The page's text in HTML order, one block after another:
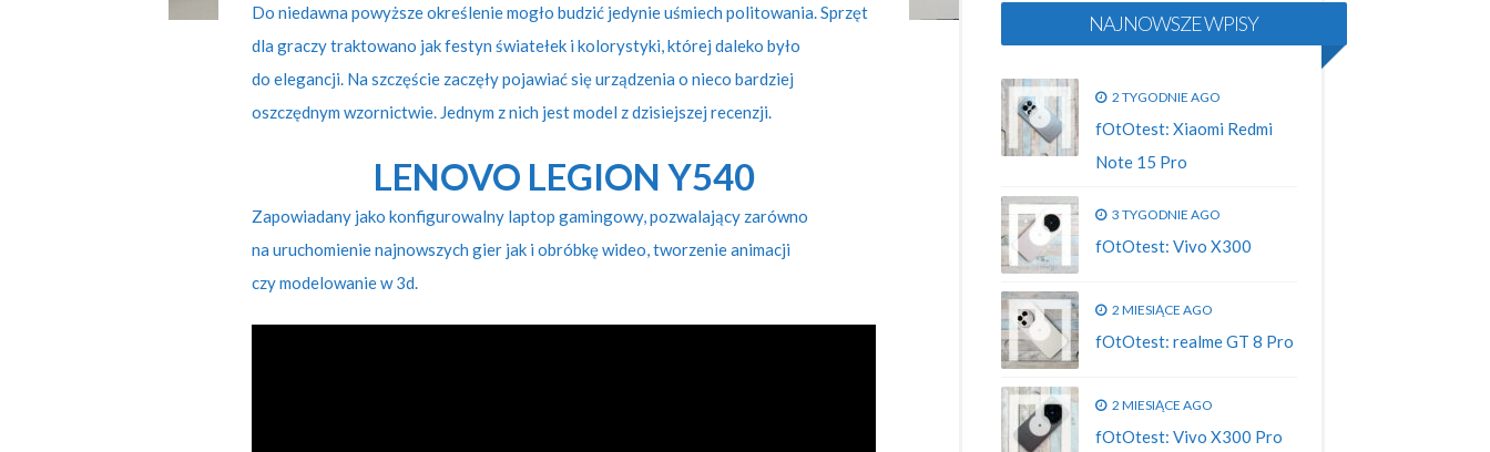
Do niedawna powyższe określenie mogło budzić jedynie uśmiech politowania. Sprzęt
dla graczy traktowano jak festyn światełek i kolorystyki, której daleko było
do elegancji. Na szczęście zaczęły pojawiać się urządzenia o nieco bardziej
oszczędnym wzornictwie. Jednym z nich jest model z dzisiejszej recenzji.
LENOVO LEGION Y540
Zapowiadany jako konfigurowalny laptop gamingowy, pozwalający zarówno
na uruchomienie najnowszych gier jak i obróbkę wideo, tworzenie animacji
czy modelowanie w 3d.
NAJNOWSZE WPISY
2 TYGODNIE AGO
fOtOtest: Xiaomi Redmi
Note 15 Pro
3 TYGODNIE AGO
fOtOtest: Vivo X300
2 MIESIĄCE AGO
fOtOtest: realme GT 8 Pro
2 MIESIĄCE AGO
fOtOtest: Vivo X300 Pro